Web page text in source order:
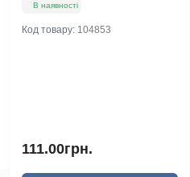
В наявності
Код товару: 104853
111.00грн.